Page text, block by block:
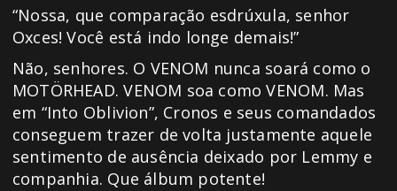
“Nossa, que comparação esdrúxula, senhor
Oxces! Você está indo longe demais!”
Não, senhores. O VENOM nunca soará como o
MOTÖRHEAD. VENOM soa como VENOM. Mas
em “Into Oblivion”, Cronos e seus comandados
conseguem trazer de volta justamente aquele
sentimento de ausência deixado por Lemmy e
companhia. Que álbum potente!